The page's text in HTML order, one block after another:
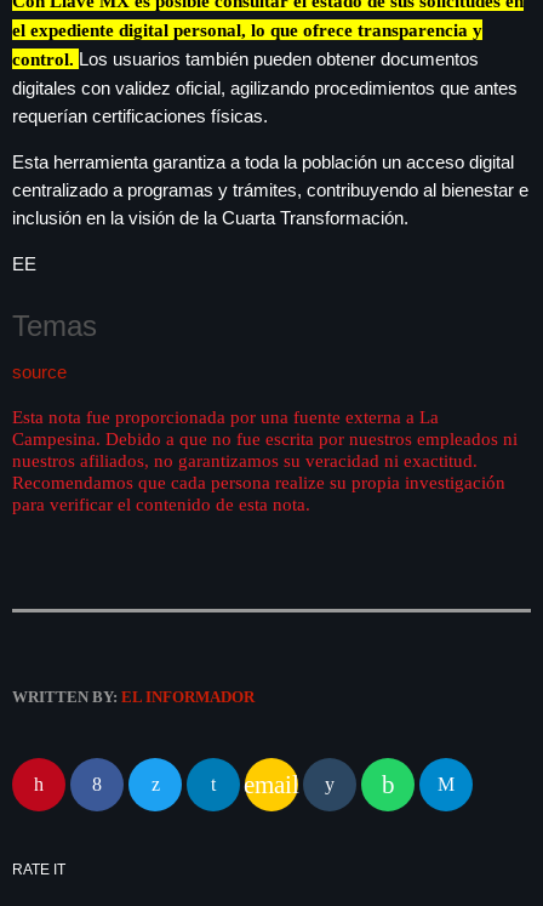
el expediente digital personal, lo que ofrece transparencia y
control. Los usuarios también pueden obtener documentos
digitales con validez oficial, agilizando procedimientos que antes
requerían certificaciones físicas.
Esta herramienta garantiza a toda la población un acceso digital
centralizado a programas y trámites, contribuyendo al bienestar e
inclusión en la visión de la Cuarta Transformación.
EE
Temas
source
Esta nota fue proporcionada por una fuente externa a La
Campesina. Debido a que no fue escrita por nuestros empleados ni
nuestros afiliados, no garantizamos su veracidad ni exactitud.
Recomendamos que cada persona realize su propia investigación
para verificar el contenido de esta nota.
WRITTEN BY: EL INFORMADOR
email
RATE IT